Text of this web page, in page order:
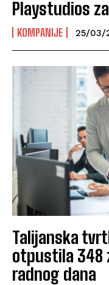
Playstudios
KOMPANIJE 25/03/
Talijanska
otpustila 348
radnog dana